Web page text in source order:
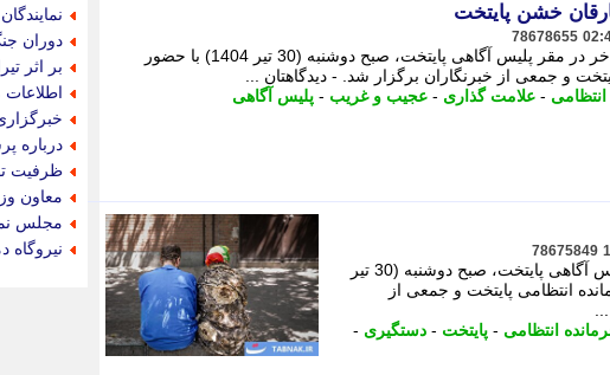
خشن پایتخت
78678655
تریبون اقتصاد طرح دستگیری 134 سارق و 12 مال خر در مقر پلیس آگاهی پایتخت، صبح دوشنبه (30 تیر 1404) با حضور
و جمعی از خبرنگاران برگزار شد. - دیدگاهتان ...
- علامت گذاری - عجیب و غریب - پلیس آگاهی
78675849
طرح دستگیری 134 سارق و 12 مال خر در مقر پلیس آگاهی پایتخت، صبح دوشنبه (30 تیر
انتظامی پایتخت و جمعی از
انتظامی - پایتخت - دستگیری -
دوران
بر اثر
اطلاعات
درباره
ظرفیت
معاون
مجلس
نیروگاه